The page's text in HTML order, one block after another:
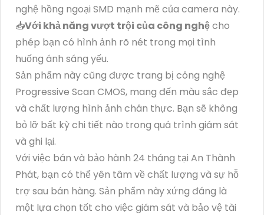
nghệ hồng ngoại SMD mạnh mẽ của camera này.
📥Với khả năng vượt trội của công nghệcho
phép bạn có hình ảnh rõ nét trong mọi tình
huống ánh sáng yếu.
Sản phẩm này cũng được trang bị công nghệ
Progressive Scan CMOS, mang đến màu sắc đẹp
và chất lượng hình ảnh chân thực. Bạn sẽ không
bỏ lỡ bất kỳ chi tiết nào trong quá trình giám sát
và ghi lại.
Với việc bán và bảo hành 24 tháng tại An Thành
Phát, bạn có thể yên tâm về chất lượng và sự hỗ
trợ sau bán hàng. Sản phẩm này xứng đáng là
một lựa chọn tốt cho việc giám sát và bảo vệ tài